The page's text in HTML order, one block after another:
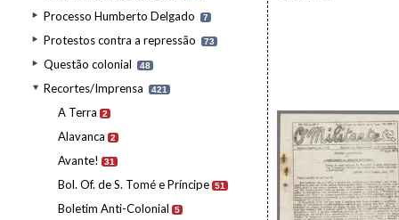
Processo Humberto Delgado 7
Protestos contra a repressão 73
Questão colonial 48
Recortes/Imprensa 421
A Terra 2
Alavanca 2
Avante! 31
Bol. Of. de S. Tomé e Príncipe 51
Boletim Anti-Colonial 5